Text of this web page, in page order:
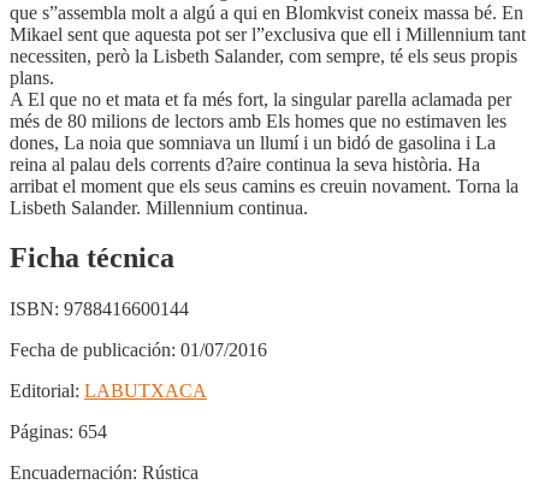
que s”assembla molt a algú a qui en Blomkvist coneix massa bé. En
Mikael sent que aquesta pot ser l”exclusiva que ell i Millennium tant
necessiten, però la Lisbeth Salander, com sempre, té els seus propis
plans.
A El que no et mata et fa més fort, la singular parella aclamada per
més de 80 milions de lectors amb Els homes que no estimaven les
dones, La noia que somniava un llumí i un bidó de gasolina i La
reina al palau dels corrents d?aire continua la seva història. Ha
arribat el moment que els seus camins es creuin novament. Torna la
Lisbeth Salander. Millennium continua.
Ficha técnica
ISBN: 9788416600144
Fecha de publicación: 01/07/2016
Editorial: LABUTXACA
Páginas: 654
Encuadernación: Rústica